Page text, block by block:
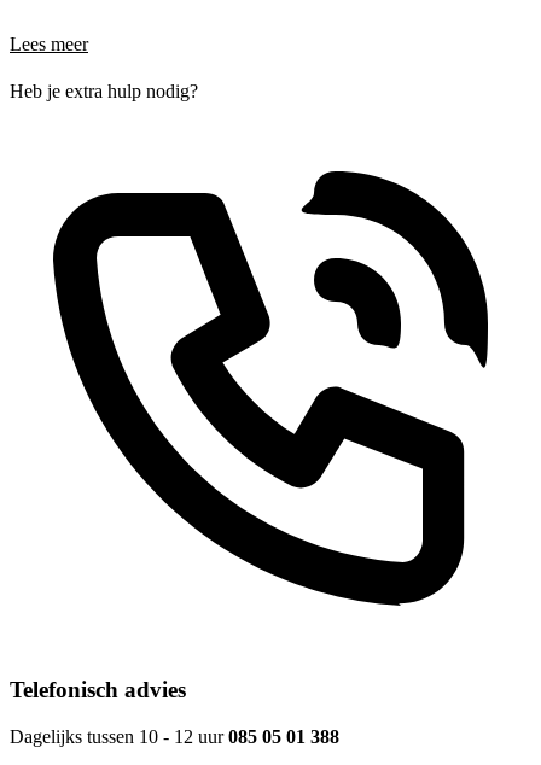
Lees meer
Heb je extra hulp nodig?
Telefonisch advies
Dagelijks tussen 10 - 12 uur085 05 01 388